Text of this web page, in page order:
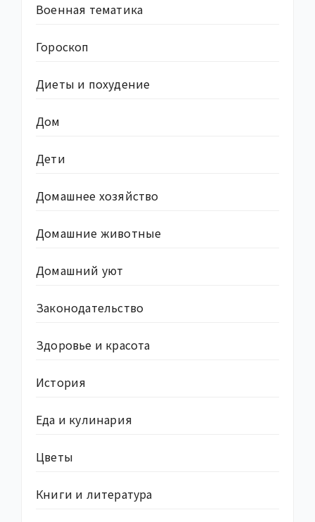
Военная тематика
Гороскоп
Диеты и похудение
Дом
Дети
Домашнее хозяйство
Домашние животные
Домашний уют
Законодательство
Здоровье и красота
История
Еда и кулинария
Цветы
Книги и литература